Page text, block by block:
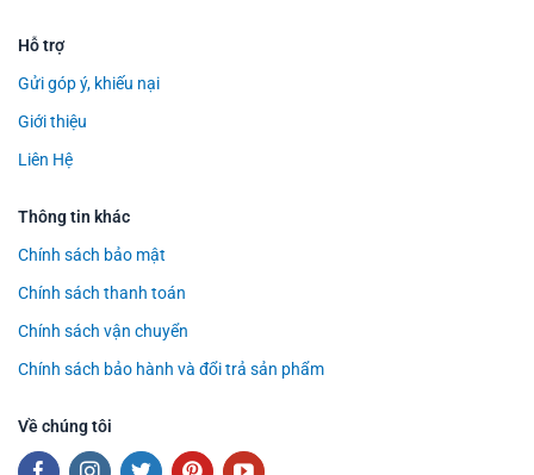
Hỗ trợ
Gửi góp ý, khiếu nại
Giới thiệu
Liên Hệ
Thông tin khác
Chính sách bảo mật
Chính sách thanh toán
Chính sách vận chuyển
Chính sách bảo hành và đổi trả sản phẩm
Về chúng tôi